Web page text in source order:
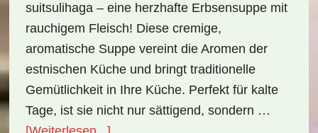
suitsulihaga – eine herzhafte Erbsensuppe mit
rauchigem Fleisch! Diese cremige,
aromatische Suppe vereint die Aromen der
estnischen Küche und bringt traditionelle
Gemütlichkeit in Ihre Küche. Perfekt für kalte
Tage, ist sie nicht nur sättigend, sondern …
ÜberNationalgericht